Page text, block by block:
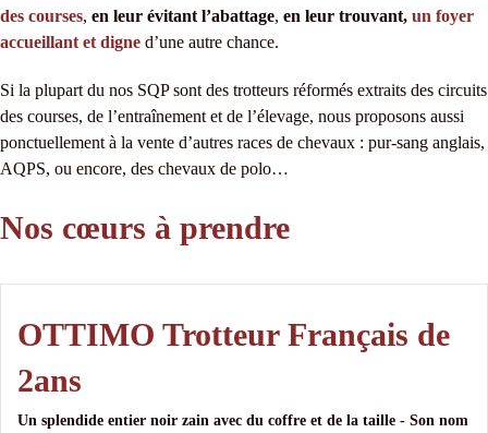
des courses, en leur évitant l’abattage, en leur trouvant, un foyer
accueillant et digne d’une autre chance.
Si la plupart du nos SQP sont des trotteurs réformés extraits des circuits
des courses, de l’entraînement et de l’élevage, nous proposons aussi
ponctuellement à la vente d’autres races de chevaux : pur-sang anglais,
AQPS, ou encore, des chevaux de polo…
Nos cœurs à prendre
OTTIMO Trotteur Français de
2ans
Un splendide entier noir zain avec du coffre et de la taille - Son nom